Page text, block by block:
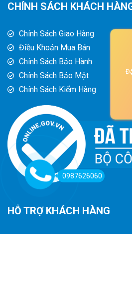
CHÍNH SÁCH KHÁCH
Chính Sách Giao Hàng
Điều Khoản Mua Bán
Chính Sách Bảo Hành
Chính Sách Bảo Mật
Chính Sách Kiểm Hàng
HỖ TRỢ KHÁCH HÀNG
0987626060